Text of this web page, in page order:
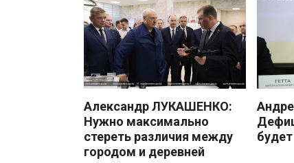
Александр ЛУКАШЕНКО:
Нужно максимально
стереть различия между
городом и деревней
будет